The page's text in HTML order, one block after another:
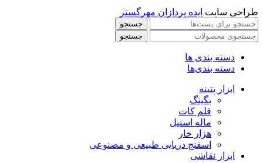
طراحی سایت ایده پردازان مهرگستر
جستجو
جستجو
دسته بندی ها
دسته بندی‌ها
ابزار پتینه
بگینگ
قلم کات
ماله استیل
هزار خار
اسفنج دریایی طبیعی و مصنوعی
ابزار نقاشی